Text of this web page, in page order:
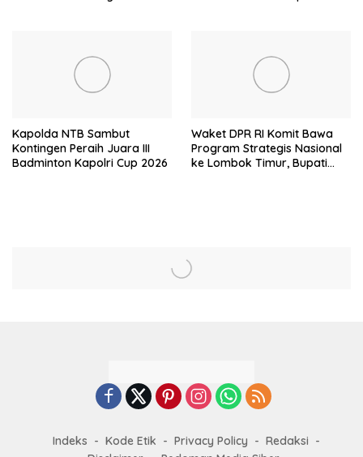
Kapolda NTB Sambut
Kontingen Peraih Juara III
Badminton Kapolri Cup 2026
Waket DPR RI Komit Bawa
Program Strategis Nasional
ke Lombok Timur, Bupati
Indeks Kode Etik Privacy Policy
Redaksi